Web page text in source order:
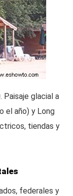
Paisaje glacial a
el año) y Long
tiendas y
federales y